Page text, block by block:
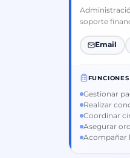
soporte
Email
FUNCIONES
Gestionar
Realizar
Coordinar
Asegurar
Acompañar